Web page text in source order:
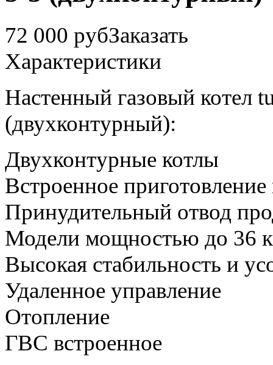
72 000 рубЗаказать
Характеристики
Настенный газовый котел
(двухконтурный):
Двухконтурные котлы
Встроенное
Принудительный отвод
Модели мощностью до 36
Высокая стабильность и
Удаленное управление
Отопление
ГВС встроенное